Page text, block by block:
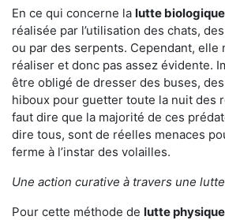
En ce qui concerne la lutte biologique
réalisée par l’utilisation des chats,
ou par des serpents. Cependant, elle
réaliser et donc pas assez évidente.
être obligé de dresser des buses,
hiboux pour guetter toute la nuit des
faut dire que la majorité de ces
dire tous, sont de réelles menaces
ferme à l’instar des volailles.
Une action curative à travers une
Pour cette méthode de lutte physique